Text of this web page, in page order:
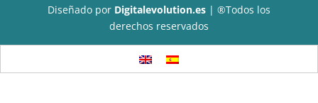
Diseñado por Digitalevolution.es| ®Todos los
derechos reservados